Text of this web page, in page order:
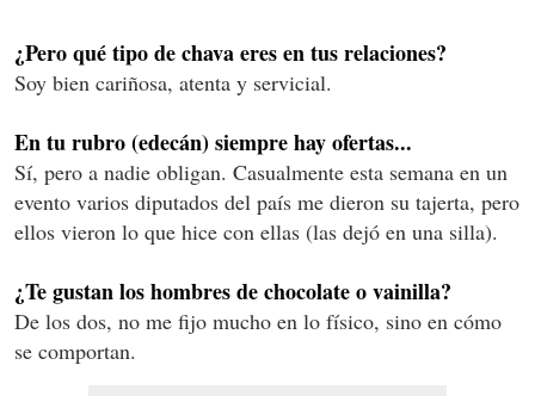
¿Pero qué tipo de chava eres en tus relaciones?
Soy bien cariñosa, atenta y servicial.
En tu rubro (edecán) siempre hay ofertas...
Sí, pero a nadie obligan. Casualmente esta semana en un
evento varios diputados del país me dieron su tajerta, pero
ellos vieron lo que hice con ellas (las dejó en una silla).
¿Te gustan los hombres de chocolate o vainilla?
De los dos, no me fijo mucho en lo físico, sino en cómo
se comportan.